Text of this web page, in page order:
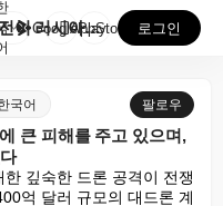
우크라이나의 드론 작전이 러시아에 큰 피해를 주고 있으...
GooglePlay
AppStore 로그인
국어 팔로우
큰 피해를 주고 있으며,
깊숙한 드론 공격이 전쟁
억 달러 규모의 대드론 계